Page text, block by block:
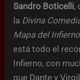
Sandro Boticelli,
la Divina
Mapa del Infierno
está todo el
Infierno, con
que Dante y